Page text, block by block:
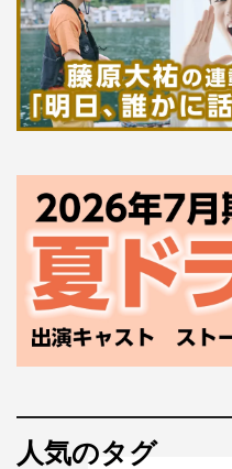
人気のタグ